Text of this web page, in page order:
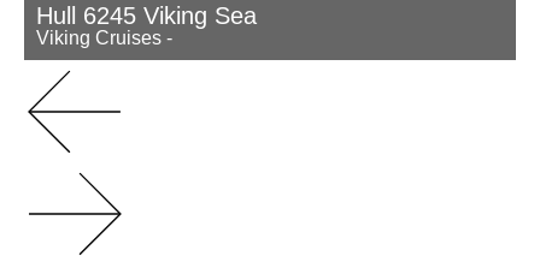
Hull 6245 Viking Sea
Viking Cruises -